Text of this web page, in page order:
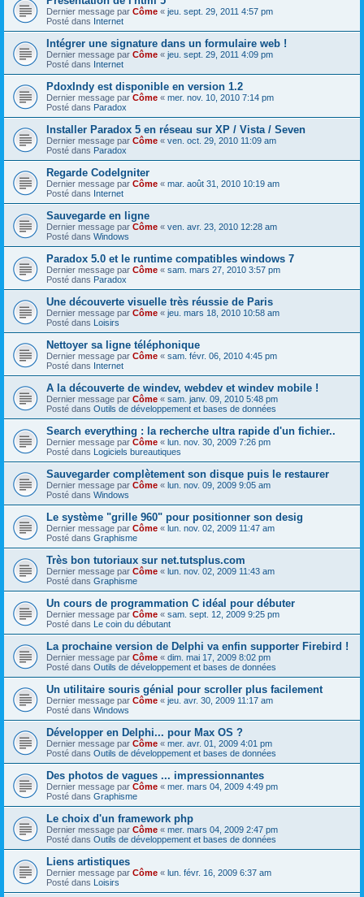
Dernier message par Côme « jeu. sept. 29, 2011 4:57 pm
Posté dans Internet
Intégrer une signature dans un formulaire web !
Dernier message par Côme « jeu. sept. 29, 2011 4:09 pm
Posté dans Internet
PdoxIndy est disponible en version 1.2
Dernier message par Côme « mer. nov. 10, 2010 7:14 pm
Posté dans Paradox
Installer Paradox 5 en réseau sur XP / Vista / Seven
Dernier message par Côme « ven. oct. 29, 2010 11:09 am
Posté dans Paradox
Regarde CodeIgniter
Dernier message par Côme « mar. août 31, 2010 10:19 am
Posté dans Internet
Sauvegarde en ligne
Dernier message par Côme « ven. avr. 23, 2010 12:28 am
Posté dans Windows
Paradox 5.0 et le runtime compatibles windows 7
Dernier message par Côme « sam. mars 27, 2010 3:57 pm
Posté dans Paradox
Une découverte visuelle très réussie de Paris
Dernier message par Côme « jeu. mars 18, 2010 10:58 am
Posté dans Loisirs
Nettoyer sa ligne téléphonique
Dernier message par Côme « sam. févr. 06, 2010 4:45 pm
Posté dans Internet
A la découverte de windev, webdev et windev mobile !
Dernier message par Côme « sam. janv. 09, 2010 5:48 pm
Posté dans Outils de développement et bases de données
Search everything : la recherche ultra rapide d'un fichier..
Dernier message par Côme « lun. nov. 30, 2009 7:26 pm
Posté dans Logiciels bureautiques
Sauvegarder complètement son disque puis le restaurer
Dernier message par Côme « lun. nov. 09, 2009 9:05 am
Posté dans Windows
Le système "grille 960" pour positionner son desig
Dernier message par Côme « lun. nov. 02, 2009 11:47 am
Posté dans Graphisme
Très bon tutoriaux sur net.tutsplus.com
Dernier message par Côme « lun. nov. 02, 2009 11:43 am
Posté dans Graphisme
Un cours de programmation C idéal pour débuter
Dernier message par Côme « sam. sept. 12, 2009 9:25 pm
Posté dans Le coin du débutant
La prochaine version de Delphi va enfin supporter Firebird !
Dernier message par Côme « dim. mai 17, 2009 8:02 pm
Posté dans Outils de développement et bases de données
Un utilitaire souris génial pour scroller plus facilement
Dernier message par Côme « jeu. avr. 30, 2009 11:17 am
Posté dans Windows
Développer en Delphi... pour Max OS ?
Dernier message par Côme « mer. avr. 01, 2009 4:01 pm
Posté dans Outils de développement et bases de données
Des photos de vagues ... impressionnantes
Dernier message par Côme « mer. mars 04, 2009 4:49 pm
Posté dans Graphisme
Le choix d'un framework php
Dernier message par Côme « mer. mars 04, 2009 2:47 pm
Posté dans Outils de développement et bases de données
Liens artistiques
Dernier message par Côme « lun. févr. 16, 2009 6:37 am
Posté dans Loisirs